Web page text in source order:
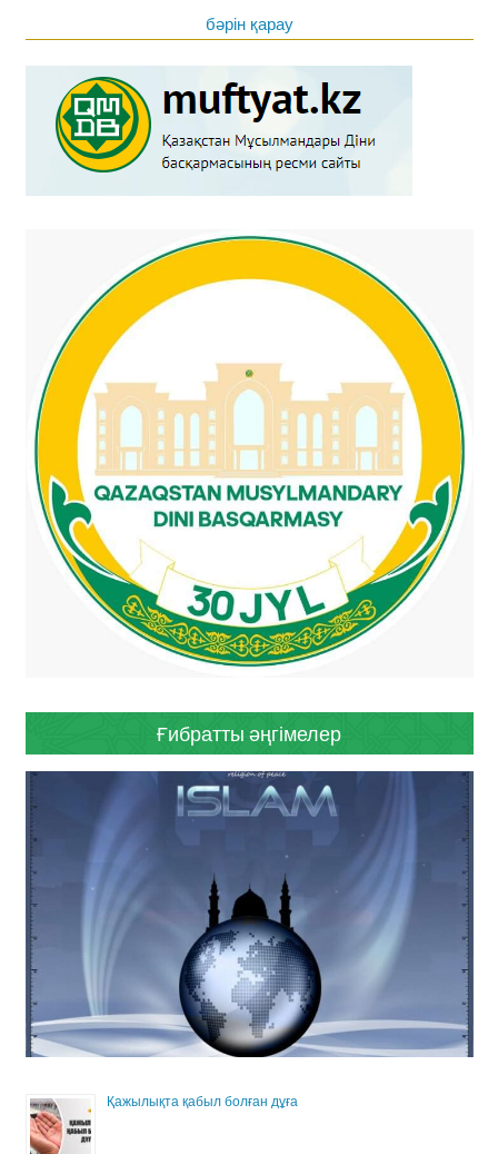
бәрін қарау
Ғибратты әңгімелер
Қажылықта қабыл болған дұға